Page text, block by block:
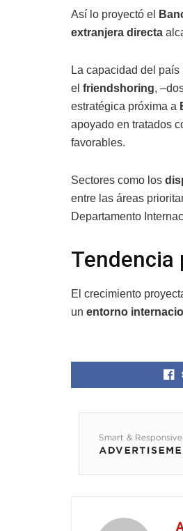
Así lo proyectó el
extranjera directa
La capacidad del
el friendshoring,
estratégica próxima a
apoyado en tratados
favorables.
Sectores como los
entre las áreas
Departamento
Tendencia
El crecimiento
un entorno